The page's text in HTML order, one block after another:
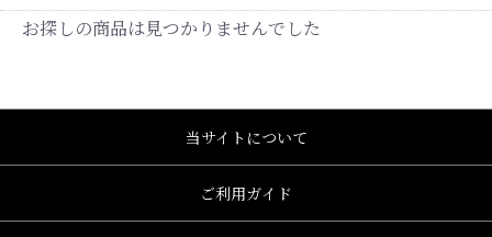
お探しの商品は見つかりませんでした
当サイトについて
ご利用ガイド